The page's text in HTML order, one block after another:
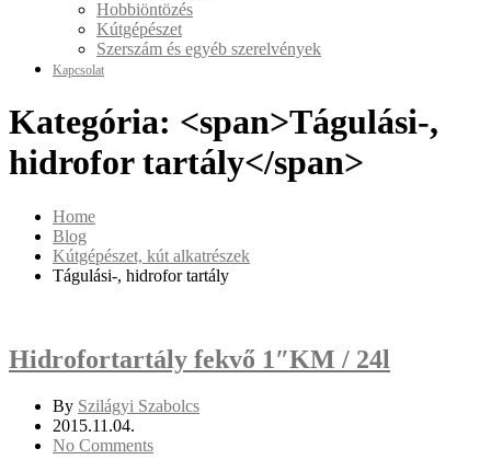
Hobbiöntözés
Kútgépészet
Szerszám és egyéb szerelvények
Kapcsolat
Kategória: <span>Tágulási-,
hidrofor tartály</span>
Home
Blog
Kútgépészet, kút alkatrészek
Tágulási-, hidrofor tartály
Hidrofortartály fekvő 1″KM / 24l
By Szilágyi Szabolcs
2015.11.04.
No Comments